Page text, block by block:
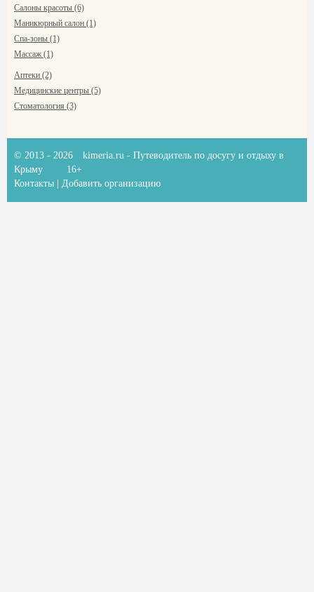
Салоны красоты (6)
Маникюрный салон (1)
Спа-зоны (1)
Массаж (1)
Аптеки (2)
Медицинские центры (5)
Стоматология (3)
© 2013 - 2026 kimeria.ru - Путеводитель по досугу и отдыху в
Крыму
16+
Контакты
Добавить организацию